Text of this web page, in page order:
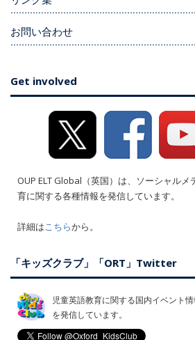
お問い合わせ
Get involved
OUP ELT Global（英国）は、ソーシャル
育に関する各種情報を発信しています。
詳細は こちらから。
「キッズクラブ」「ORT」Twitter
児童英語教育に関する国内イベント
を発信しています。